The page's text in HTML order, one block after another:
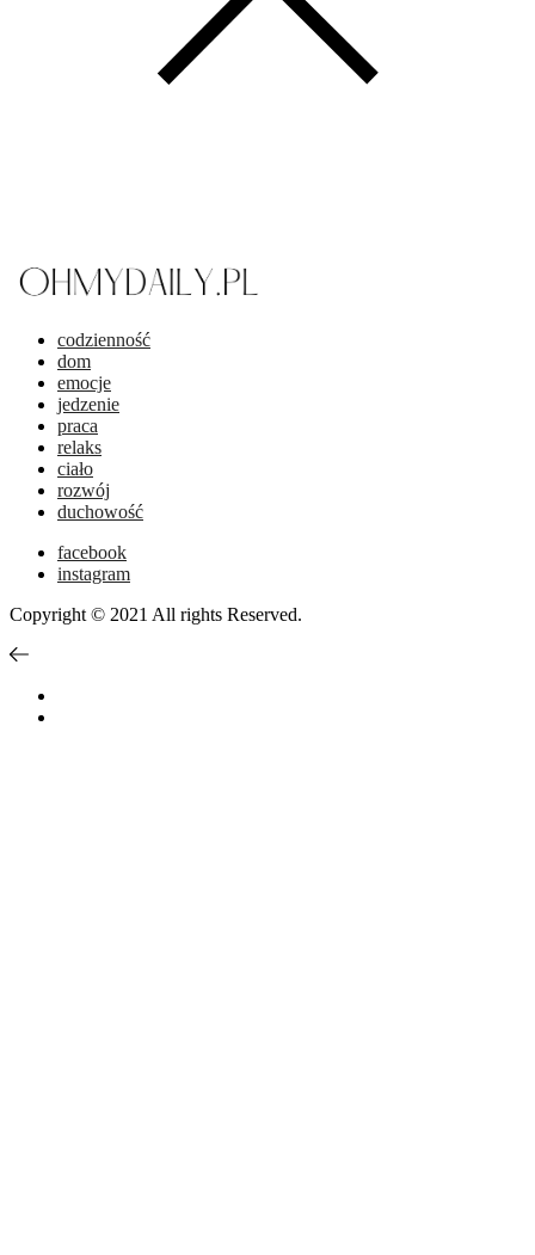
codzienność
dom
emocje
jedzenie
praca
relaks
ciało
rozwój
duchowość
facebook
instagram
Copyright © 2021 All rights Reserved.